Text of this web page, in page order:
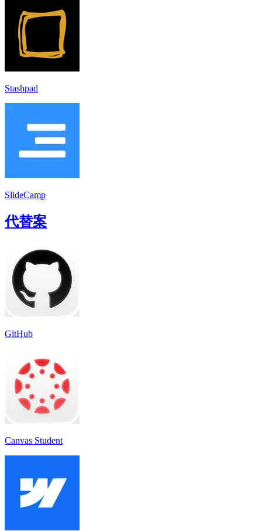
Stashpad
SlideCamp
代替案
GitHub
Canvas Student